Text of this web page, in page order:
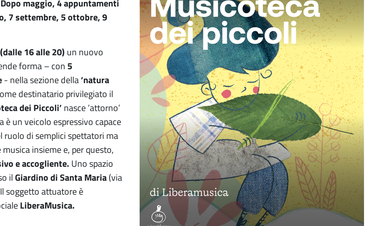
maggio, 4 appuntamenti
7 settembre, 5 ottobre, 9
16 alle 20) un nuovo
forma – con 5
- nella sezione della‘natura
destinatario privilegiato il
dei Piccoli’ nasce ‘attorno’
è un veicolo espressivo capace
di semplici spettatori ma
insieme e, per questo,
e accogliente. Uno spazio
ilGiardino di Santa Maria(via
soggetto attuatore è
LiberaMusica.